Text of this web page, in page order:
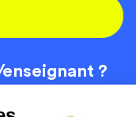
enseignant ?